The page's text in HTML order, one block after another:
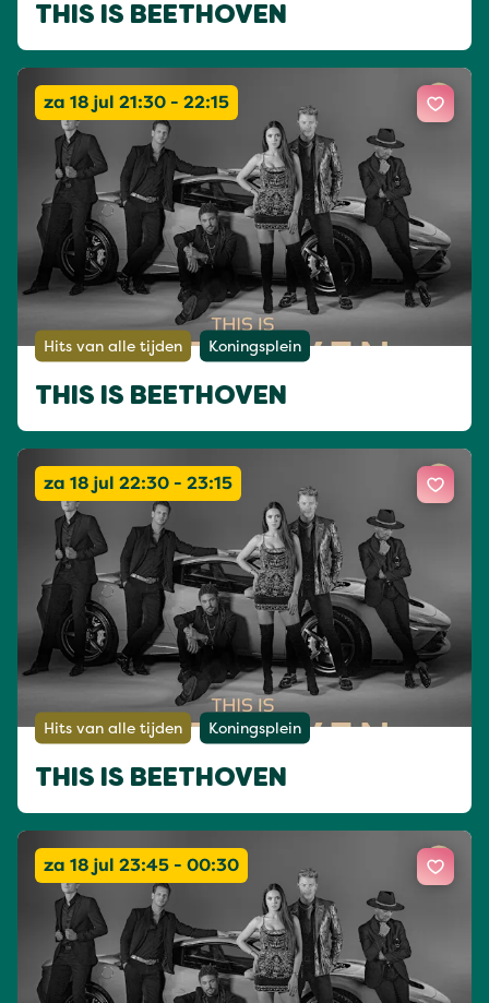
THIS IS BEETHOVEN
za 18 jul 21:30 - 22:15
Hits van alle tijden Koningsplein
THIS IS BEETHOVEN
za 18 jul 22:30 - 23:15
Hits van alle tijden Koningsplein
THIS IS BEETHOVEN
za 18 jul 23:45 - 00:30